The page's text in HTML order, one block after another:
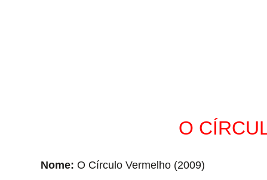
O
Nome: O Círculo Vermelho (2009)